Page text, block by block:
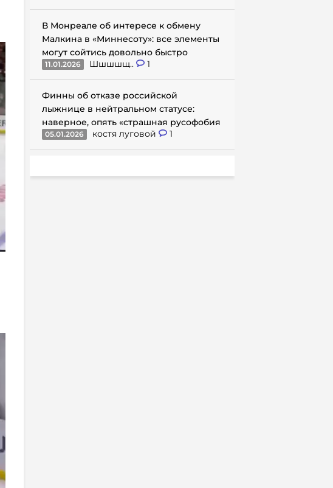
В Монреале об интересе к обмену
Малкина в «Миннесоту»: все элементы
могут сойтись довольно быстро
11.01.2026 Шшшшщ.. 1
Финны об отказе российской
лыжнице в нейтральном статусе:
наверное, опять «страшная русофобия
05.01.2026 костя луговой 1